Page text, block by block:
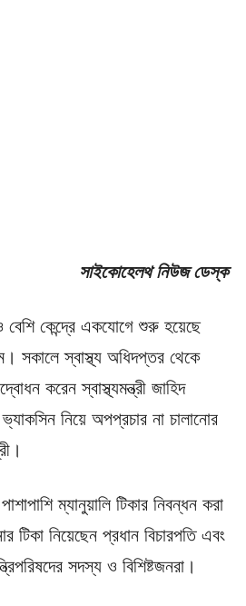
সাইকোহেলথ নিউজ ডেস্ক
বেশি কেন্দ্রে একযোগে শুরু হয়েছে
সকালে স্বাস্থ্য অধিদপ্তর থেকে
করেন স্বাস্থ্যমন্ত্রী জাহিদ
নিয়ে অপপ্রচার না চালানোর
ম্যানুয়ালি টিকার নিবন্ধন করা
টিকা নিয়েছেন প্রধান বিচারপতি এবং
সদস্য ও বিশিষ্টজনরা।